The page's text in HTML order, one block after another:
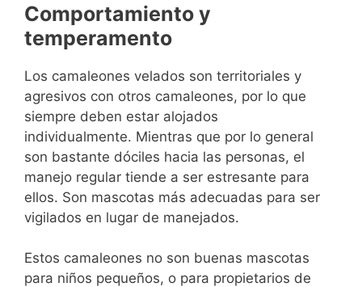
Comportamiento y
temperamento
Los camaleones velados son territoriales y
agresivos con otros camaleones, por lo que
siempre deben estar alojados
individualmente. Mientras que por lo general
son bastante dóciles hacia las personas, el
manejo regular tiende a ser estresante para
ellos. Son mascotas más adecuadas para ser
vigilados en lugar de manejados.
Estos camaleones no son buenas mascotas
para niños pequeños, o para propietarios de